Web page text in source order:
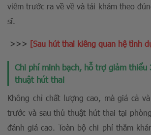
viêm trước ra về về và tái khám theo
sĩ.
>>> [Sau hút thai kiêng quan hệ tình
Chi phí minh bạch, hỗ trợ giảm thiểu
thuật hút thai
Không chỉ chất lượng cao, mà giá cả
trước và sau thủ thuật hút thai tại
đánh giá cao. Toàn bộ chi phí thăm